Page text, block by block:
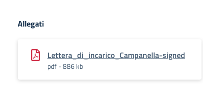
Allegati
Lettera_di_incarico_Campanella-signed
pdf - 886 kb